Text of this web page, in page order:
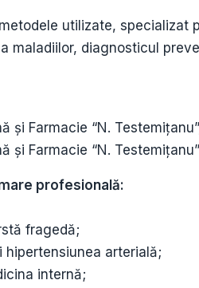
utilizate, specializat
maladiilor, diagnosticul
și Farmacie “N.
și Farmacie “N.
profesională:
fragedă;
arterială;
internă;